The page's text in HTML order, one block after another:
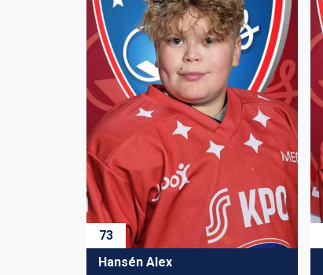
73
Hansén Alex